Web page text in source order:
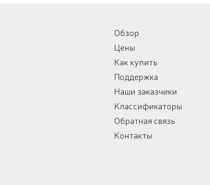
Обзор
Цены
Как купить
Поддержка
Наши заказчики
Классификаторы
Обратная связь
Контакты